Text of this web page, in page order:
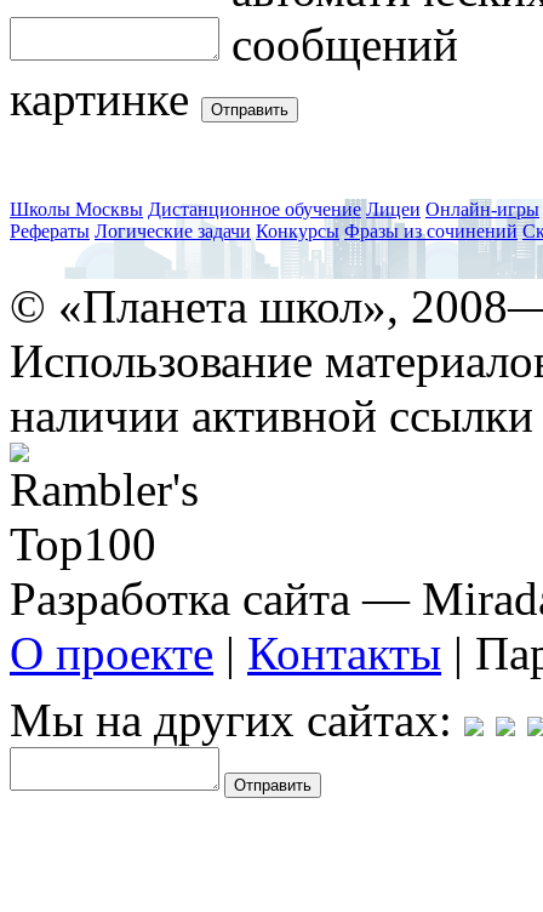
картинке
Школы Москвы Дистанционное обучение Лицеи Онлайн-игры
Рефераты Логические задачи Конкурсы Фразы из сочинений
© «Планета школ»,
Использование
наличии активной
Разработка сайта —
О проекте | Контакты |
Мы на других сайтах: